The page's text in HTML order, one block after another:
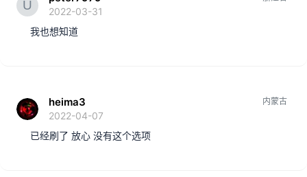
2022-03-31
我也想知道
heima3
2022-04-07
内蒙古
已经刷了 放心 没有这个选项